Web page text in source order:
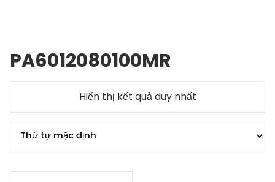
PA6012080100MR
Hiển thị kết quả duy nhất